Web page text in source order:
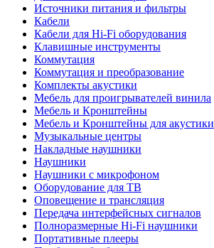
Источники питания и фильтры
Кабели
Кабели для Hi-Fi оборудования
Клавишные инструменты
Коммутация
Коммутация и преобразование
Комплекты акустики
Мебель для проигрывателей винила
Мебель и Кронштейны
Мебель и Кронштейны для акустики
Музыкальные центры
Накладные наушники
Наушники
Наушники с микрофоном
Оборудование для ТВ
Оповещение и трансляция
Передача интерфейсных сигналов
Полноразмерные Hi-Fi наушники
Портативные плееры